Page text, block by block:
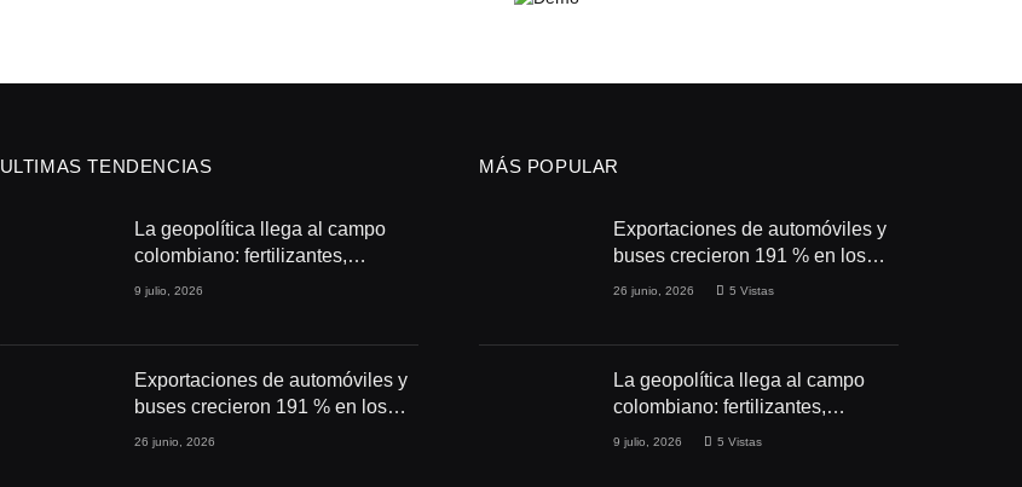
ULTIMAS TENDENCIAS
La geopolítica llega al campo
colombiano: fertilizantes,
conflictos y seguridad
9 julio, 2026
Exportaciones de automóviles y
buses crecieron 191 % en los
primeros cuatro meses de 2026
26 junio, 2026
MÁS POPULAR
Exportaciones de automóviles y
buses crecieron 191 % en los
primeros cuatro meses de 2026
26 junio, 2026 5Vistas
La geopolítica llega al campo
colombiano: fertilizantes,
conflictos y seguridad
9 julio, 2026 5Vistas